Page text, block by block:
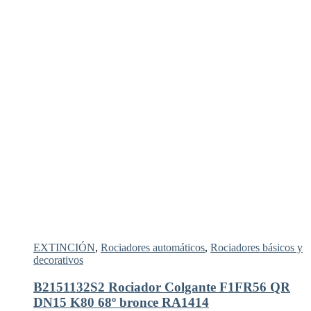
EXTINCIÓN, Rociadores automáticos, Rociadores básicos y
decorativos
B2151132S2 Rociador Colgante F1FR56 QR
DN15 K80 68º bronce RA1414